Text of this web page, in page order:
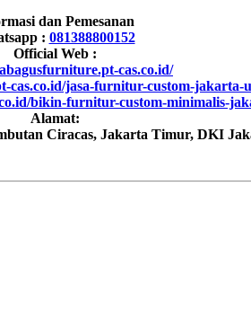
dan Pemesanan
: 081388800152
Official Web :
cas.co.id/
cas.co.id/jasa-furnitur-custom-jakarta-
bikin-furnitur-custom-minimalis-
Alamat:
Ciracas, Jakarta Timur, DKI